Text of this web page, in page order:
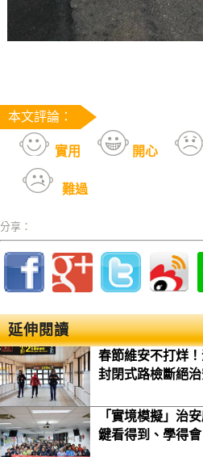
本文評論：
實用 開心
難過
分享：
延伸閱讀
春節維安不打烊
封閉式路檢斷絕
「實境模擬」治
鍵看得到、學得會